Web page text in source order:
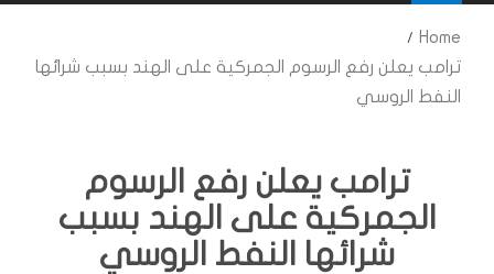
Home
ترامب يعلن رفع الرسوم الجمركية على الهند بسبب شرائها
النفط الروسي
ترامب يعلن رفع الرسوم
الجمركية على الهند بسبب
شرائها النفط الروسي